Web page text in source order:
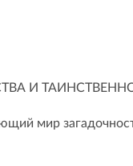
И
мир